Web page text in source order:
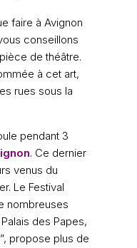
faire à Avignon
conseillons
de théâtre.
à cet art,
rues sous la
pendant 3
. Ce dernier
venus du
Le Festival
nombreuses
des Papes,
propose plus de